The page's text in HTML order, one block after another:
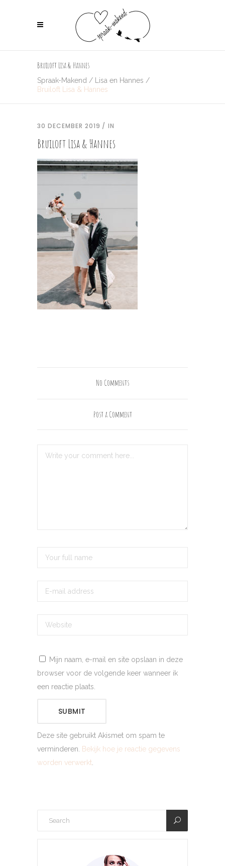
Bruiloft Lisa & Hannes
Spraak-Makend / Lisa en Hannes /
Bruiloft Lisa & Hannes
30 DECEMBER 2019 IN
Bruiloft Lisa & Hannes
No Comments
Post a Comment
Mijn naam, e-mail en site opslaan in deze
browser voor de volgende keer wanneer ik
een reactie plaats.
SUBMIT
Deze site gebruikt Akismet om spam te
verminderen.
Bekijk hoe je reactie gegevens
worden verwerkt